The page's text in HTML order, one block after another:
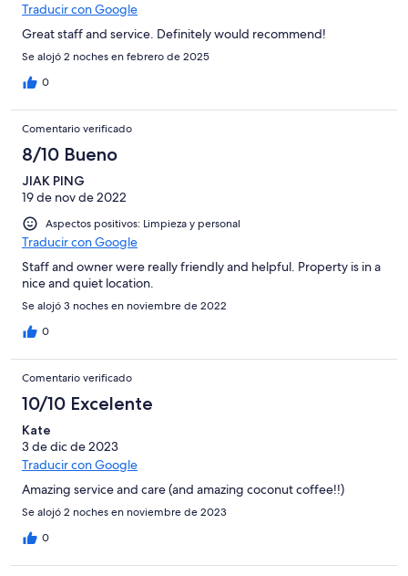
Traducir con Google
Great staff and service. Definitely would recommend!
Se alojó 2 noches en febrero de 2025
0
Comentario verificado
8/10 Bueno
JIAK PING
19 de nov de 2022
Aspectos positivos: Limpieza y personal
Traducir con Google
Staff and owner were really friendly and helpful. Property is in a
nice and quiet location.
Se alojó 3 noches en noviembre de 2022
0
Comentario verificado
10/10 Excelente
Kate
3 de dic de 2023
Traducir con Google
Amazing service and care (and amazing coconut coffee!!)
Se alojó 2 noches en noviembre de 2023
0